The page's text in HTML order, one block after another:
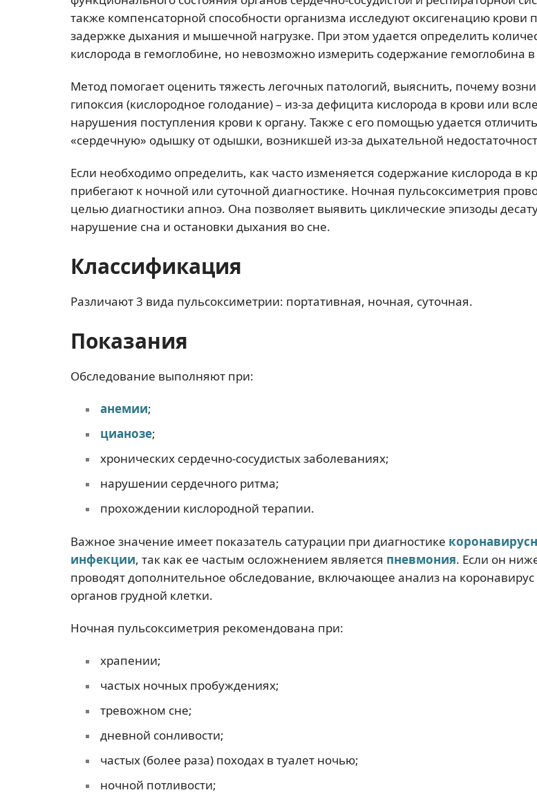
также компенсаторной способности организма исследуют оксигенацию крови
задержке дыхания и мышечной нагрузке. При этом удается определить
кислорода в гемоглобине, но невозможно измерить содержание гемоглобина
Метод помогает оценить тяжесть легочных патологий, выяснить, почему
гипоксия (кислородное голодание) – из-за дефицита кислорода в крови или
нарушения поступления крови к органу. Также с его помощью удается отличить
«сердечную» одышку от одышки, возникшей из-за дыхательной
Если необходимо определить, как часто изменяется содержание кислорода в
прибегают к ночной или суточной диагностике. Ночная пульсоксиметрия
целью диагностики апноэ. Она позволяет выявить циклические эпизоды
нарушение сна и остановки дыхания во сне.
Классификация
Различают 3 вида пульсоксиметрии: портативная, ночная, суточная.
Показания
Обследование выполняют при:
анемии;
цианозе;
хронических сердечно-сосудистых заболеваниях;
нарушении сердечного ритма;
прохождении кислородной терапии.
Важное значение имеет показатель сатурации при диагностике
инфекции, так как ее частым осложнением является пневмония. Если он
проводят дополнительное обследование, включающее анализ на коронавирус
органов грудной клетки.
Ночная пульсоксиметрия рекомендована при:
храпении;
частых ночных пробуждениях;
тревожном сне;
дневной сонливости;
частых (более раза) походах в туалет ночью;
ночной потливости;